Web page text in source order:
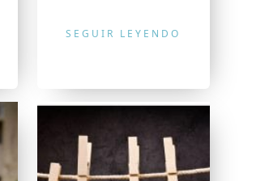
SEGUIR LEYENDO